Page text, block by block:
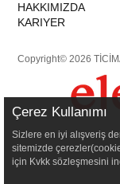
HAKKIMIZDA
KARIYER
Copyright© 2026
Çerez Kullanımı
Sizlere en iyi alışveriş
sitemizde
için Kvkk sözleşmesini